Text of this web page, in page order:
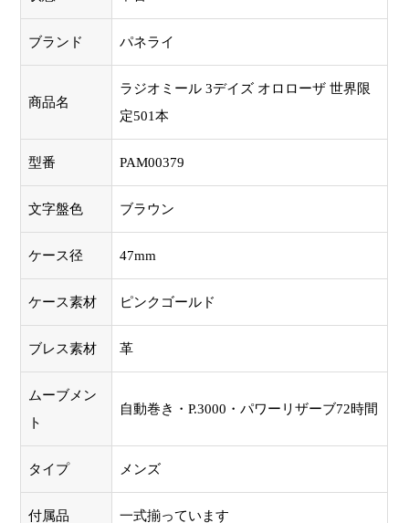
ブランド パネライ
商品名
ラジオミール 3デイズ オロローザ 世界限
定501本
型番 PAM00379
文字盤色 ブラウン
ケース径 47mm
ケース素材 ピンクゴールド
ブレス素材 革
ムーブメン
ト
自動巻き・P.3000・パワーリザーブ72時間
タイプ メンズ
付属品 一式揃っています